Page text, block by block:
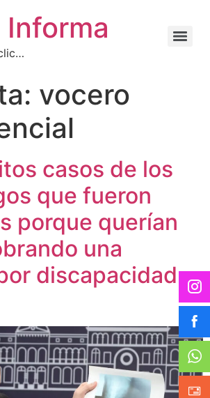
vocero
casos de los
que fueron
porque querían
una
discapacidad